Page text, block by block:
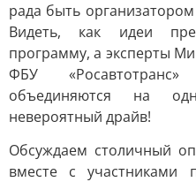
рада быть
Видеть, как идеи
программу, а эксперты
ФБУ
объединяются на
невероятный драйв!
Обсуждаем столичный
вместе с участниками